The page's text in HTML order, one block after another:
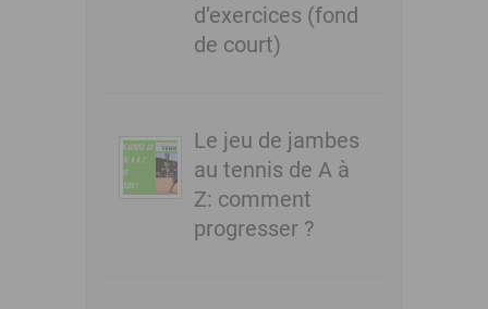
d’exercices (fond
de court)
Le jeu de jambes
au tennis de A à
Z: comment
progresser ?